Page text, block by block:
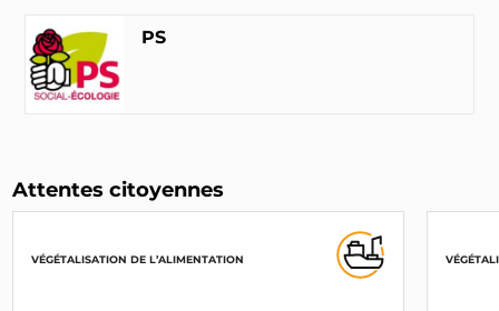
PS
Attentes citoyennes
VÉGÉTALISATION DE L’ALIMENTATION